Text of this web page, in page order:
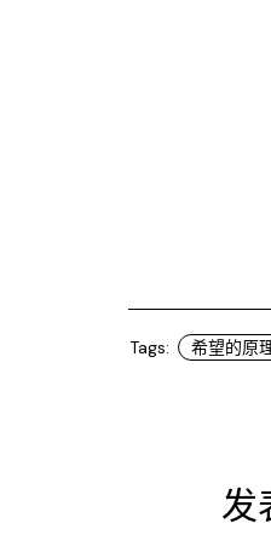
Tags: 希望的原
发